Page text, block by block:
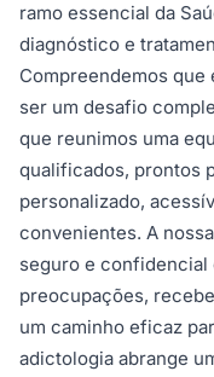
ramo essencial da
diagnóstico e
Compreendemos
ser um desafio
que reunimos uma
qualificados, prontos
personalizado,
convenientes. A
seguro e confidencial
preocupações,
um caminho eficaz
adictologia abrange